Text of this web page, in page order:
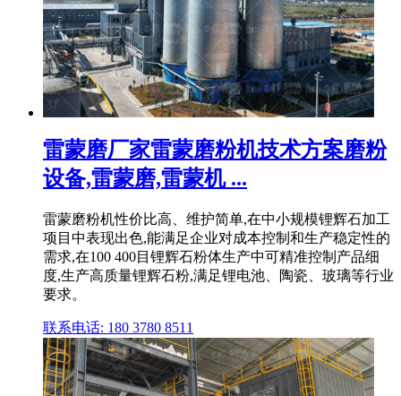
雷蒙磨厂家雷蒙磨粉机技术方案磨粉
设备,雷蒙磨,雷蒙机 ...
雷蒙磨粉机性价比高、维护简单,在中小规模锂辉石加工
项目中表现出色,能满足企业对成本控制和生产稳定性的
需求,在100 400目锂辉石粉体生产中可精准控制产品细
度,生产高质量锂辉石粉,满足锂电池、陶瓷、玻璃等行业
要求。
联系电话: 180 3780 8511